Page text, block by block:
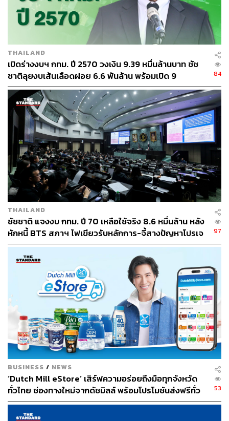
THE STANDARD TEAM
กองบรรณาธิการ THE STANDARD
ABOUT THE PHOTOGRAPHER
ฐานิส สุดโต
บรรณาธิการภาพ ประจำสำนักข่าว THE
STANDARD
THAILAND
เปิดร่างงบฯ กทม. ปี 2570 วงเงิน 9.39 หมื่นล้านบาท ชัช
ชาติลุยงบเส้นเลือดฝอย 6.6 พันล้าน พร้อมเปิด 9
ยุทธศาสตร์พัฒนาเมือง
84
THAILAND
ชัชชาติ แจงงบ กทม. ปี 70 เหลือใช้จริง 8.6 หมื่นล้าน หลัง
หักหนี้ BTS สภาฯ ไฟเขียวรับหลักการ-จี้สางปัญหาโปรเจ
กต์ล่าช้า
97
BUSINESS / NEWS
‘Dutch Mill eStore’ เสิร์ฟความอร่อยถึงมือทุกจังหวัด
ทั่วไทย ช่องทางใหม่จากดัชมิลล์ พร้อมโปรโมชันส่งฟรีทั่ว
ประเทศ ส่งไว สั่งก่อนเที่ยง ได้ของวันถัดไป ส่งสินค้าแบบ
เย็นตรงจากโรงงาน [ADVERTORIAL]
53